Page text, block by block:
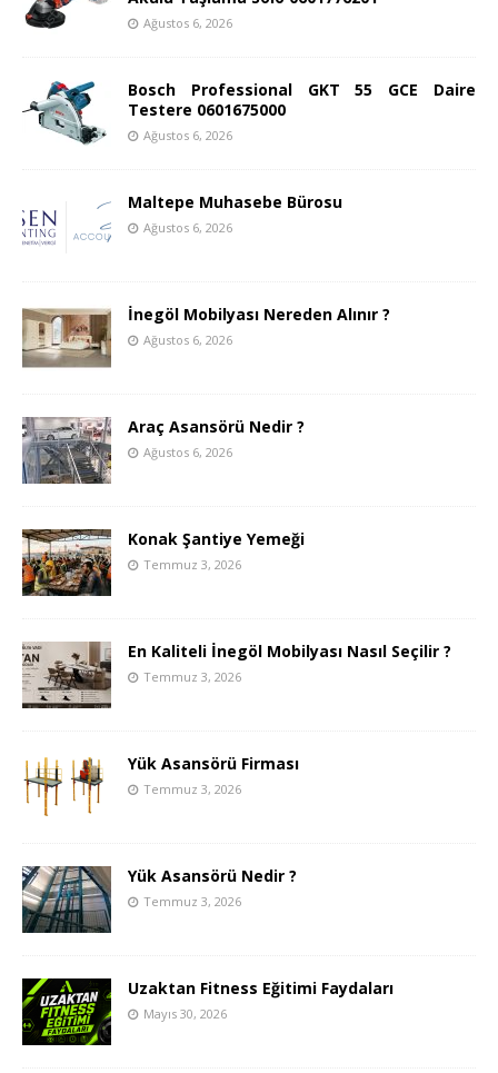
Ağustos 6, 2026
Bosch Professional GKT 55 GCE Daire
Testere 0601675000
Ağustos 6, 2026
Maltepe Muhasebe Bürosu
Ağustos 6, 2026
İnegöl Mobilyası Nereden Alınır ?
Ağustos 6, 2026
Araç Asansörü Nedir ?
Ağustos 6, 2026
Konak Şantiye Yemeği
Temmuz 3, 2026
En Kaliteli İnegöl Mobilyası Nasıl Seçilir ?
Temmuz 3, 2026
Yük Asansörü Firması
Temmuz 3, 2026
Yük Asansörü Nedir ?
Temmuz 3, 2026
Uzaktan Fitness Eğitimi Faydaları
Mayıs 30, 2026